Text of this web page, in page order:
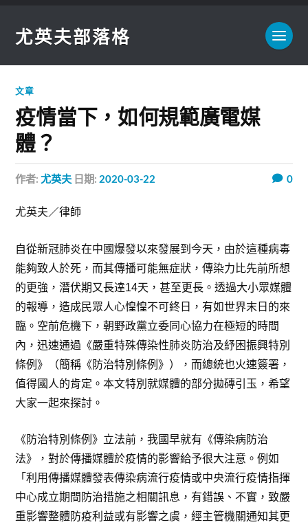
尤英夫部落格
文章
疫情當下，如何規範廣電媒
體？
作者:尤英夫 日期: 2020-03-22 0
尤英夫／律師
自從新冠肺炎在中國爆發以來發展到今天，由於這種病毒
能夠致人於死，而其傳播可能無症狀，傳染力比先前所想
的更強，潛伏期又長逹14天，甚至更長。透過大小眾媒體
的報導，造成民眾人心惶惶不可終日，有如世界末日的來
臨。空前危機下，朝野政黨立委同心協力在極短的時間
內，迅速通過《嚴重特殊傳染性肺炎防治及紓困振興特別
條例》（簡稱《防治特別條例》），而總統也火速簽署，
值得國人的肯定。本文特別就媒體的部分拋磚引玉，希望
大家一起來探討。
《防治特別條例》立法前，我國早就有《傳染病防治
法》，對於傳播媒體於疫情的影響給予很大注意。例如
「利用傳播媒體發表傳染病流行疫情或中央流行疫情指揮
中心成立期間防治措施之相關訊息，有錯誤、不實，致嚴
重影響整體防疫利益或有影響之虞，經主管機關通知其更